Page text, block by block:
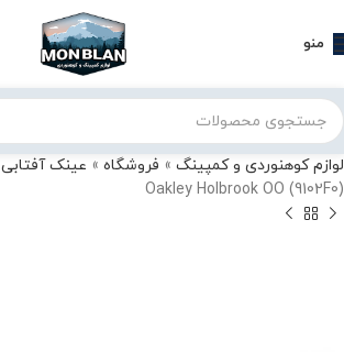
منو
لوازم کوهنوردی و کمپینگ » فروشگاه » عینک آفتابی
Oakley Holbrook OO (9102F0)